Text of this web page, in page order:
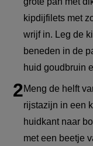
kipdijfilets met
wrijf in. Leg de
beneden in de
huid goudbruin
Meng de helft
rijstazijn in een
huidkant naar
met een beetje